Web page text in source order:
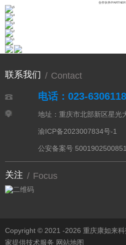
合作伙伴/PARTNER
联系我们 / Contact
电话：023-
地址：重庆市北部新区星光
渝ICP备2023007834号-1
公安备案号 5001902500851
关注 / Focus
Copyright © 2021 -2026 重庆康如来
家提供技术服务 网站地图